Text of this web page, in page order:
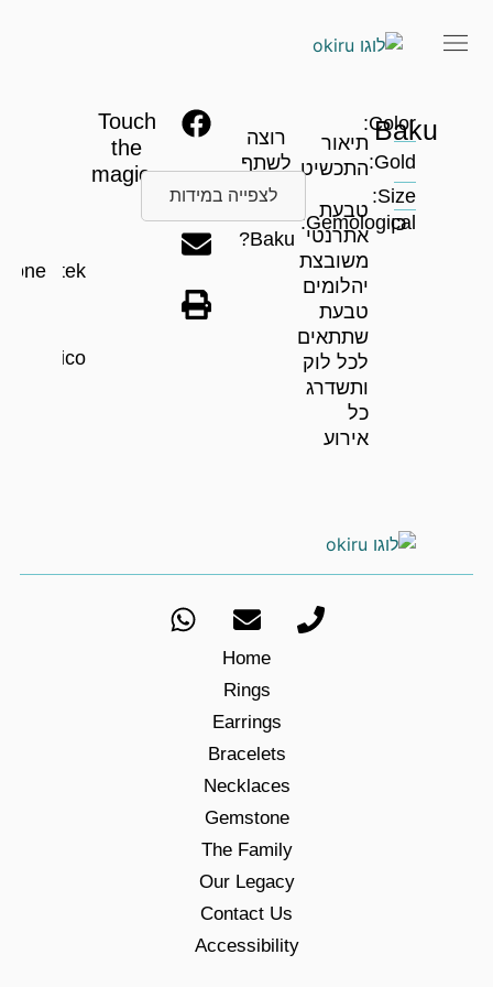
Baku
Color:
Gold:
Size:
לצפייה במידות
Gemological:
כן
תיאור
התכשיט
טבעת
אתרנטי
משובצת
יהלומים
טבעת
שתתאים
לכל לוק
ותשדרג
כל
אירוע
רוצה
לשתף
את
Baku?
Touch
the
magic…
Patek
Magnifico
Home
Rings
Earrings
Bracelets
Necklaces
Gemstone
The Family
Our Legacy
Contact Us
Accessibility